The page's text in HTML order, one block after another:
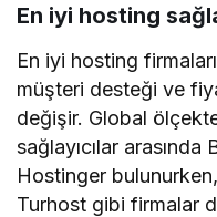
En iyi hosting
En iyi hosting
müşteri desteği ve
değişir. Global
sağlayıcılar
Hostinger
Turhost gibi firmalar